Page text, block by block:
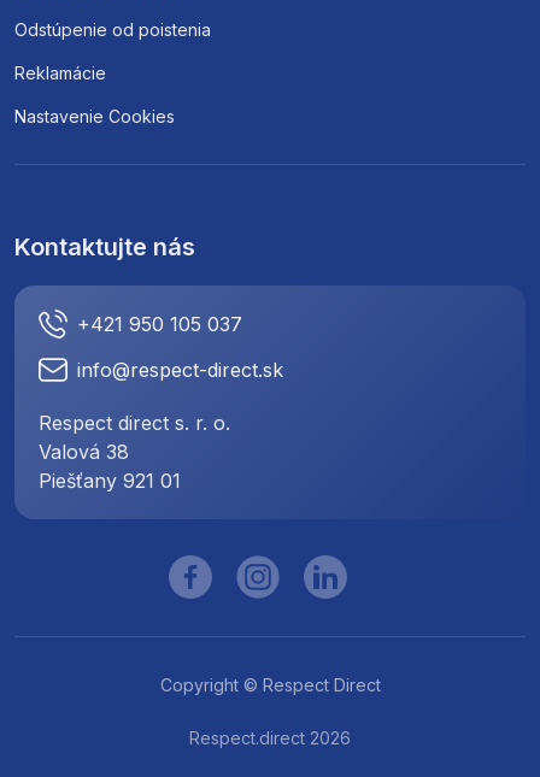
Odstúpenie od poistenia
Reklamácie
Nastavenie Cookies
Kontaktujte nás
+421 950 105 037
info@respect-direct.sk
Respect direct s. r. o.
Valová 38
Piešťany 921 01
Copyright © Respect Direct
Respect.direct 2026